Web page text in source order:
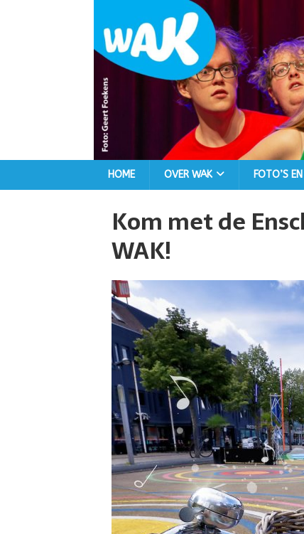
HOME OVER WAK FOTO’S
Kom met de
WAK!